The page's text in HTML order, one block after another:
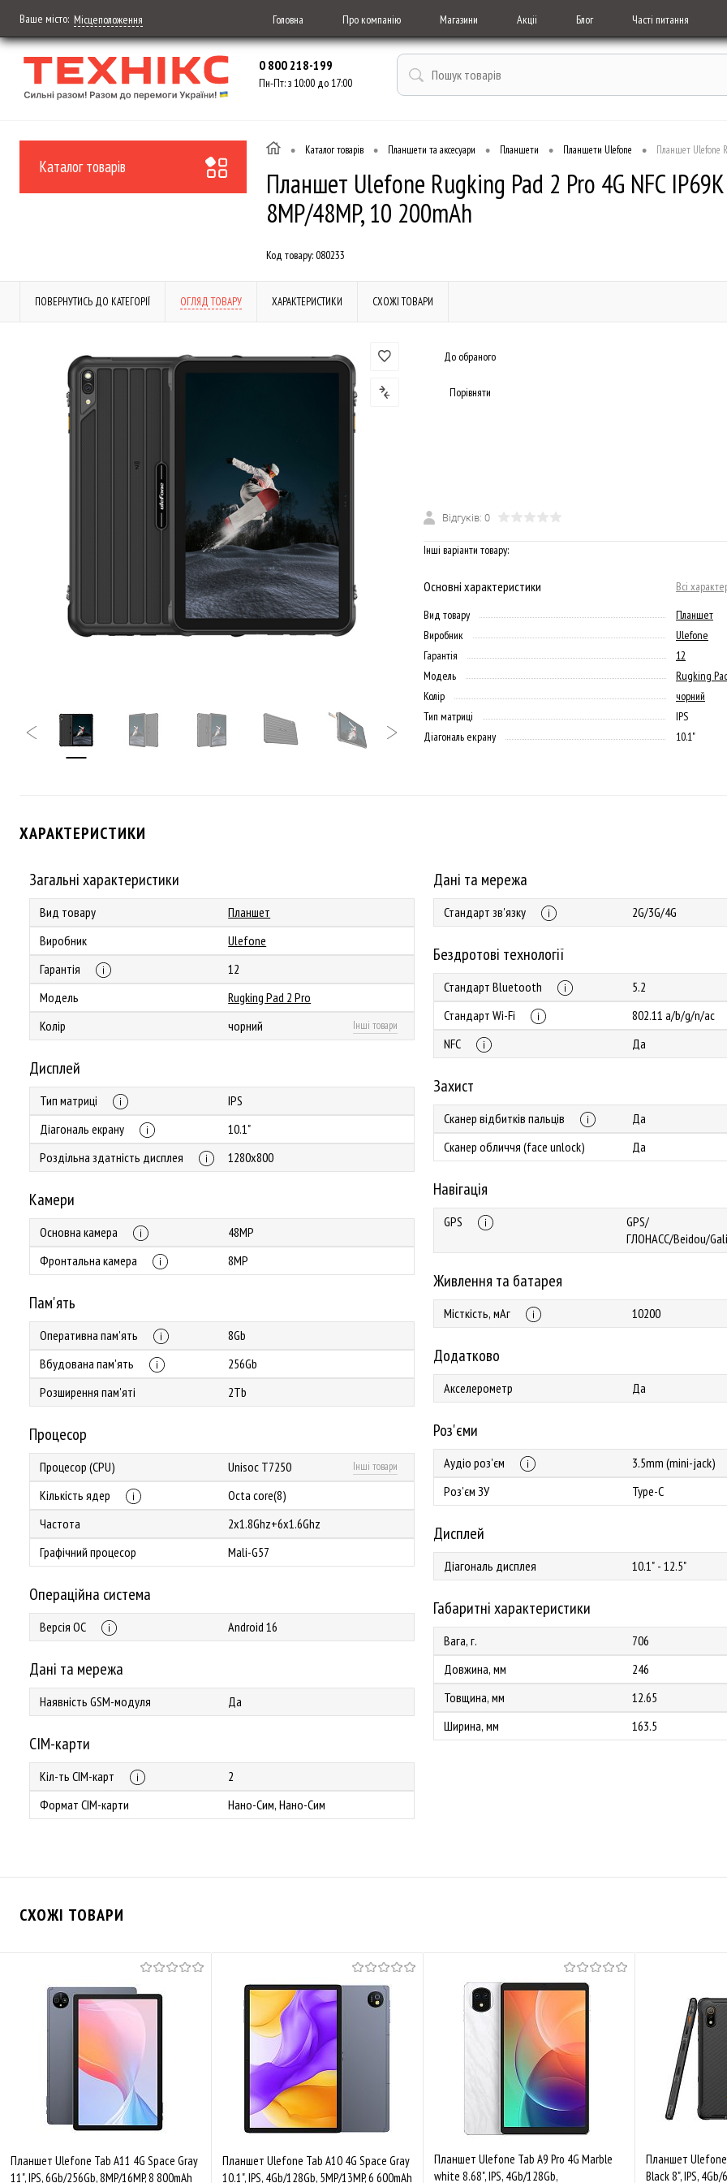
Ваше місто: Місцеположення Головна Про компанію Магазини Акціі Блог Часті питання
0 800 218-199
Пн-Пт: з 10:00 до 17:00
Каталог товарів
• Каталог товарів • Планшети та аксесуари • Планшети • Планшети Ulefone • Планшет Ulefone
Планшет Ulefone Rugking Pad 2 Pro 4G NFC
8MP/48MP, 10 200mAh
Код товару:080233
ПОВЕРНУТИСЬ ДО КАТЕГОРІЇ ОГЛЯД ТОВАРУ ХАРАКТЕРИСТИКИ СХОЖІ ТОВАРИ
До обраного
Порівняти
Відгуків: 0
Інші варіанти товару:
Основні характеристики
Всі
Вид товару
Планшет
Виробник
Ulefone
Гарантія
12
Модель
Rugking
Колір
чорний
Тип матриці
IPS
Діагональ екрану
10.1"
ХАРАКТЕРИСТИКИ
Загальні характеристики
Вид товару
Планшет
Виробник
Ulefone
Гарантія
12
Модель
Rugking Pad 2 Pro
Колір
чорний Інші товари
Дисплей
Тип матриці
IPS
Діагональ екрану
10.1"
Роздільна здатність дисплея
1280х800
Камери
Основна камера
48MP
Фронтальна камера
8MP
Пам'ять
Оперативна пам'ять
8Gb
Вбудована пам'ять
256Gb
Розширення пам'яті
2Tb
Процесор
Процесор (CPU) Unisoc T7250 Інші товари
Кількість ядер
Octa core(8)
Частота
2x1.8Ghz+6x1.6Ghz
Графічний процесор
Mali-G57
Операційна система
Версія ОС Android 16
Дані та мережа
Наявність GSM-модуля Да
СІМ-карти
Кіл-ть СІМ-карт
2
Формат СІМ-карти
Нано-Сим, Нано-Сим
Дані та мережа
Стандарт зв'язку 2G/3G/4G
Бездротові технології
Стандарт Bluetooth
5.2
Стандарт Wi-Fi
802.11 a/b/g/n/ac
NFC
Да
Захист
Сканер відбитків пальців
Да
Сканер обличчя (face unlock)
Да
Навігація
GPS
GPS/
ГЛОНАСС/Beidou/
Живлення та батарея
Місткість, мАг 10200
Додатково
Акселерометр Да
Роз'єми
Аудіо роз'єм
3.5mm (mini-jack)
Роз'єм ЗУ
Type-C
Дисплей
Діагональ дисплея 10.1" - 12.5"
Габаритні характеристики
Вага, г.
706
Довжина, мм
246
Товщина, мм
12.65
Ширина, мм
163.5
СХОЖІ ТОВАРИ
Планшет Ulefone Tab A11 4G Space Gray
11", IPS, 6Gb/256Gb, 8MP/16MP, 8 800mAh
Планшет Ulefone Tab A10 4G Space Gray
10.1", IPS, 4Gb/128Gb, 5MP/13MP, 6 600mAh
Планшет Ulefone Tab A9 Pro 4G Marble
white 8.68", IPS, 4Gb/128Gb,
Планшет Ulefone
Black 8", IPS, 4Gb/